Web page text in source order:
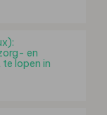
en
lopen in